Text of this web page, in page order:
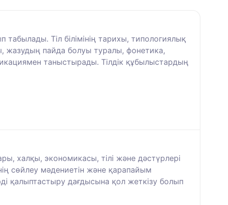
табылады. Тіл білімінің тарихы, типологиялық
жазудың пайда болуы туралы, фонетика,
таныстырады. Тілдік құбылыстардың
халқы, экономикасы, тілі және дәстүрлері
сөйлеу мәдениетін және қарапайым
қалыптастыру дағдысына қол жеткізу болып